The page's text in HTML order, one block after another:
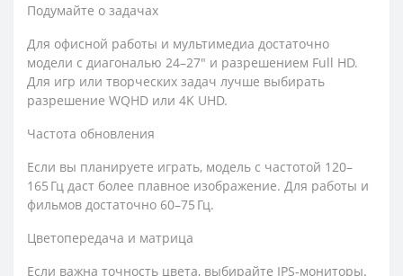
Подумайте о задачах
Для офисной работы и мультимедиа достаточно
модели с диагональю 24–27" и разрешением Full HD.
Для игр или творческих задач лучше выбирать
разрешение WQHD или 4K UHD.
Частота обновления
Если вы планируете играть, модель с частотой 120–
165 Гц даст более плавное изображение. Для работы и
фильмов достаточно 60–75 Гц.
Цветопередача и матрица
Если важна точность цвета, выбирайте IPS‑мониторы.